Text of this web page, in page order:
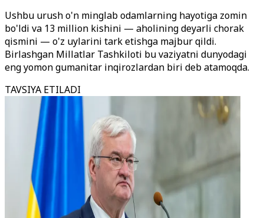
Ushbu urush o'n minglab odamlarning hayotiga zomin
bo'ldi va 13 million kishini — aholining deyarli chorak
qismini — o'z uylarini tark etishga majbur qildi.
Birlashgan Millatlar Tashkiloti bu vaziyatni dunyodagi
eng yomon gumanitar inqirozlardan biri deb atamoqda.
TAVSIYA ETILADI